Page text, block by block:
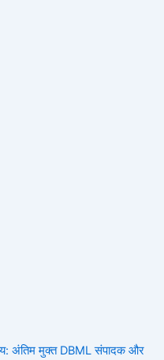
अंतिम मुक्त DBML संपादक और